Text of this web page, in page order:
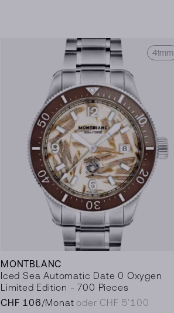
41mm
MONTBLANC
Iced Sea Automatic Date 0 Oxygen
Limited Edition - 700 Pieces
CHF 106/Monat oder CHF 5’100